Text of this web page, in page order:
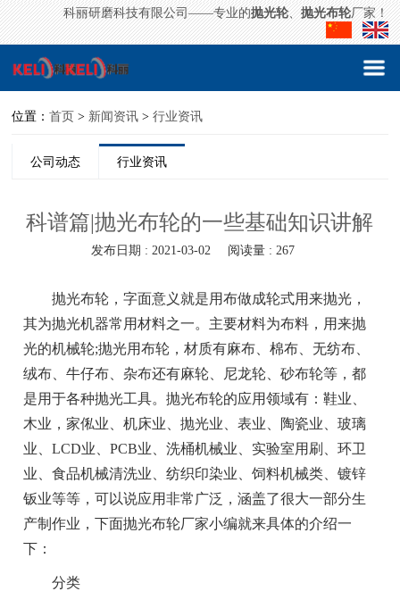
科丽研磨科技有限公司——专业的抛光轮、抛光布轮厂家！
位置：首页 > 新闻资讯 >行业资讯
公司动态 行业资讯
科谱篇|抛光布轮的一些基础知识讲解
发布日期 : 2021-03-02 阅读量 : 267
抛光布轮 ，字面意义就是用布做成轮式用来抛光，
其为抛光机器常用材料之一。主要材料为布料，用来抛
光的机械轮;抛光用布轮，材质有麻布、棉布、无纺布、
绒布、牛仔布、杂布还有麻轮、尼龙轮、砂布轮等，都
是用于各种抛光工具。抛光布轮的应用领域有：鞋业、
木业，家俬业、机床业、抛光业、表业、陶瓷业、玻璃
业、LCD业、PCB业、洗桶机械业、实验室用刷、环卫
业、食品机械清洗业、纺织印染业、饲料机械类、镀锌
钣业等等，可以说应用非常广泛，涵盖了很大一部分生
产制作业，下面抛光布轮厂家小编就来具体的介绍一
下：
分类